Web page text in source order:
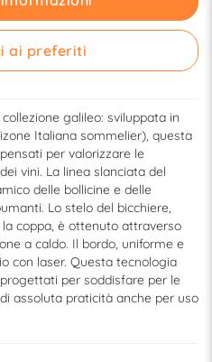
ai preferiti
galileo: sviluppata in
Italiana sommelier), questa
per valorizzare le
vini. La linea slanciata del
delle bollicine e delle
Lo stelo del bicchiere,
coppa, è ottenuto attraverso
a caldo. Il bordo, uniforme e
con laser. Questa tecnologia
per soddisfare per le
assoluta praticità anche per uso